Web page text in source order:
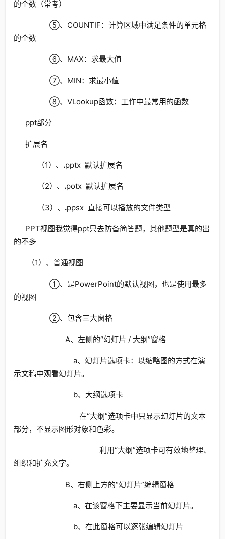
的个数（常考）
⑤、COUNTIF：计算区域中满足条件的单元格
的个数
⑥、MAX：求最大值
⑦、MIN：求最小值
⑧、VLookup函数：工作中最常用的函数
ppt部分
扩展名
（1）、 .pptx 默认扩展名
（2）、 .potx 默认扩展名
（3）、 .ppsx 直接可以播放的文件类型
PPT视图我觉得ppt只去防备简答题，其他题型是真的出
的不多
（1）、普通视图
①、是PowerPoint的默认视图，也是使用最多
的视图
②、包含三大窗格
A、左侧的“幻灯片 / 大纲”窗格
a、幻灯片选项卡：以缩略图的方式在演
示文稿中观看幻灯片。
b、大纲选项卡
在“大纲”选项卡中只显示幻灯片的文本
部分，不显示图形对象和色彩。
利用“大纲”选项卡可有效地整理、
组织和扩充文字。
B、右侧上方的“幻灯片”编辑窗格
a、在该窗格下主要显示当前幻灯片。
b、在此窗格可以逐张编辑幻灯片